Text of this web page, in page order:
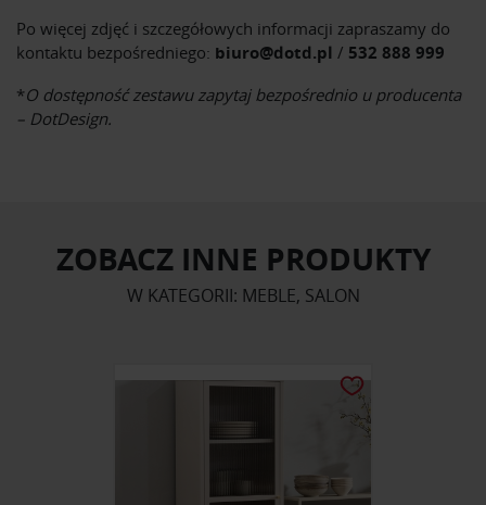
Po więcej zdjęć i szczegółowych informacji zapraszamy do
kontaktu bezpośredniego: biuro@dotd.pl / 532 888 999
*O dostępność zestawu zapytaj bezpośrednio u producenta
– DotDesign.
ZOBACZ INNE PRODUKTY
W KATEGORII: MEBLE, SALON